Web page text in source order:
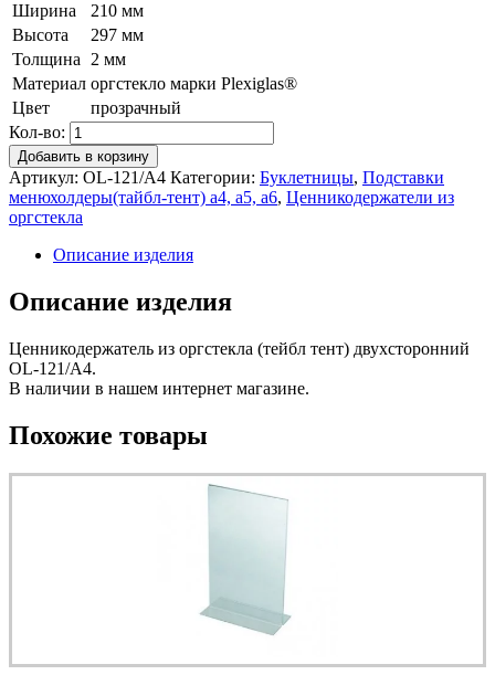
Ширина
210 мм
Высота
297 мм
Толщина
2 мм
Материал оргстекло марки Plexiglas®
Цвет
прозрачный
Кол-во:
Добавить в корзину
Артикул: OL-121/A4 Категории: Буклетницы, Подставки
менюхолдеры(тайбл-тент) а4, а5, а6, Ценникодержатели из
оргстекла
Описание изделия
Описание изделия
Ценникодержатель из оргстекла (тейбл тент) двухсторонний
OL-121/A4.
В наличии в нашем интернет магазине.
Похожие товары